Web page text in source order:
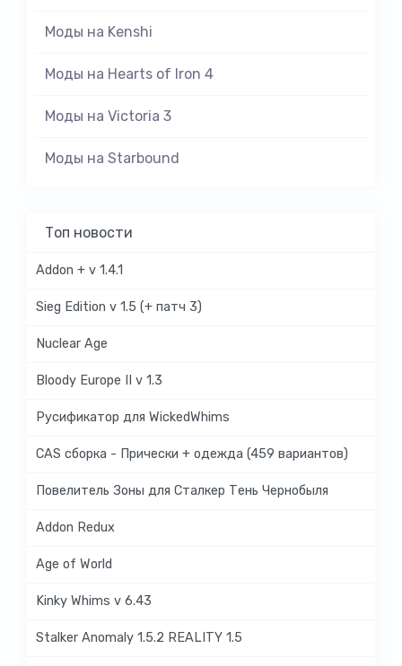
Моды на Kenshi
Моды на Hearts of Iron 4
Моды на Victoria 3
Моды на Starbound
Топ новости
Addon + v 1.4.1
Sieg Edition v 1.5 (+ патч 3)
Nuclear Age
Bloody Europe II v 1.3
Русификатор для WickedWhims
CAS сборка - Прически + одежда (459 вариантов)
Повелитель Зоны для Сталкер Тень Чернобыля
Addon Redux
Age of World
Kinky Whims v 6.43
Stalker Anomaly 1.5.2 REALITY 1.5